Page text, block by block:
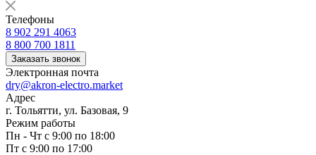
Телефоны
8 902 291 4063
8 800 700 1811
Заказать звонок
Электронная почта
dry@akron-electro.market
Адрес
г. Тольятти, ул. Базовая, 9
Режим работы
Пн - Чт с 9:00 по 18:00
Пт с 9:00 по 17:00